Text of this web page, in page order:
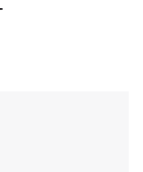
Qu’il
Avec la
une